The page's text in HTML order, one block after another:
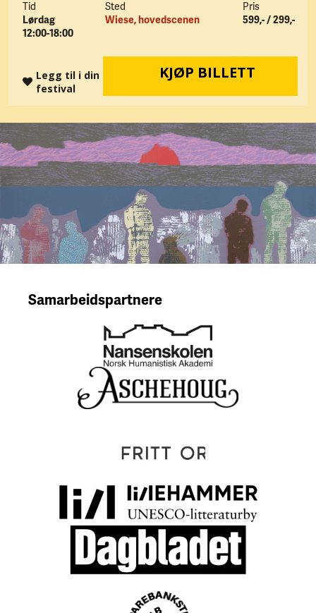
Tid
Lørdag
12:00-18:00
Sted
Wiese, hovedscenen
Pris
599,- / 299,-
KJØP BILLETT
Legg til i din
festival
Samarbeidspartnere